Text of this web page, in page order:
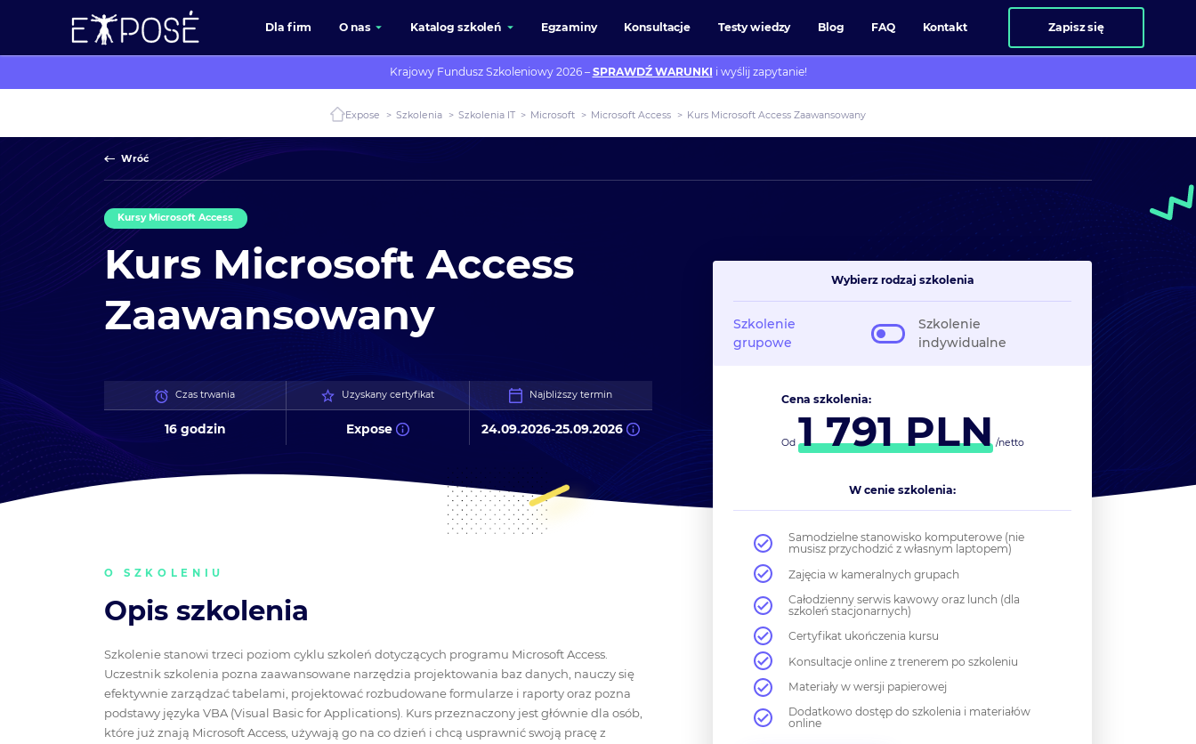
Dla firm O nas Katalog szkoleń Egzaminy Konsultacje Testy wiedzy Blog FAQ Kontakt Zapisz się
Krajowy Fundusz Szkoleniowy 2026 – SPRAWDŹ WARUNKI i wyślij zapytanie!
Expose > Szkolenia > Szkolenia IT > Microsoft > Microsoft Access > Kurs Microsoft Access Zaawansowany
Wróć
Kursy Microsoft Access
Kurs Microsoft Access
Zaawansowany
Czas trwania
16 godzin
Uzyskany certyfikat
Expose
Najbliższy termin
24.09.2026-25.09.2026
O SZKOLENIU
Opis szkolenia
Szkolenie stanowi trzeci poziom cyklu szkoleń dotyczących programu Microsoft Access.
Uczestnik szkolenia pozna zaawansowane narzędzia projektowania baz danych, nauczy się
efektywnie zarządzać tabelami, projektować rozbudowane formularze i raporty oraz pozna
podstawy języka VBA (Visual Basic for Applications). Kurs przeznaczony jest głównie dla osób,
które już znają Microsoft Access, używają go na co dzień i chcą usprawnić swoją pracę z
Wybierz rodzaj szkolenia
Szkolenie
grupowe
Szkolenie
indywidualne
Cena szkolenia:
Od 1 791PLN/netto
W cenie szkolenia:
Samodzielne stanowisko komputerowe (nie
musisz przychodzić z własnym laptopem)
Zajęcia w kameralnych grupach
Całodzienny serwis kawowy oraz lunch (dla
szkoleń stacjonarnych)
Certyfikat ukończenia kursu
Konsultacje online z trenerem po szkoleniu
Materiały w wersji papierowej
Dodatkowo dostęp do szkolenia i materiałów
online